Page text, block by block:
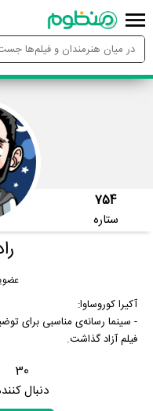
754
ستاره
آکیرا کوروساوا:
- سینما رسانه‌ی مناسبی برای
فیلم آزاد گذاشت.
30
دنبال